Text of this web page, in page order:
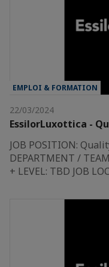
EMPLOI & FORMATION
22/03/2024
EssilorLuxottica -
JOB POSITION:
DEPARTMENT /
+ LEVEL: TBD JOB